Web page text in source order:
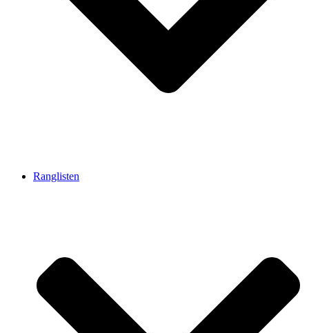
Ranglisten